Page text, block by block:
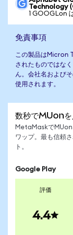
Technology
1 GOOGLon
免責事項
この製品はMicron
されたものではな
ん。会社名および
使用されます。
数秒でMUonを
MetaMaskでMUon
ワップ。最も信頼
ト。
Google Play
評価
4.4